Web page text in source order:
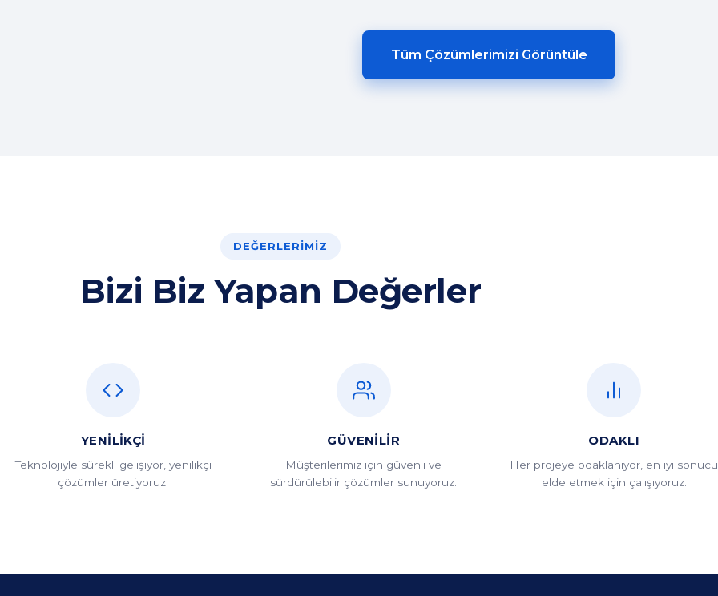
Tüm Çözümlerimizi Görüntüle
DEĞERLERIMIZ
Bizi Biz Yapan Değerler
YENILIKÇI
Teknolojiyle sürekli gelişiyor, yenilikçi
çözümler üretiyoruz.
GÜVENILIR
Müşterilerimiz için güvenli ve
sürdürülebilir çözümler sunuyoruz.
ODAKLI
Her projeye odaklanıyor, en iyi sonucu
elde etmek için çalışıyoruz.